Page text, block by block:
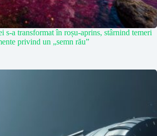
s-a transformat în roșu-aprins, stârnind temeri
privind un „semn rău”